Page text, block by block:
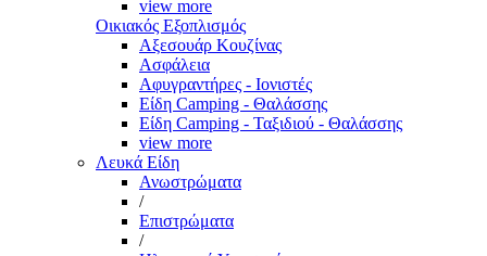
view more
Οικιακός Εξοπλισμός
Αξεσουάρ Κουζίνας
Ασφάλεια
Αφυγραντήρες - Ιονιστές
Είδη Camping - Θαλάσσης
Είδη Camping - Ταξιδιού - Θαλάσσης
view more
Λευκά Είδη
Ανωστρώματα
/
Επιστρώματα
/